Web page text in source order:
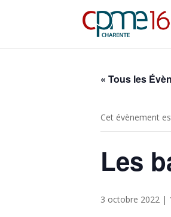
« Tous les
Cet évènement
Les
3 octobre 2022 |